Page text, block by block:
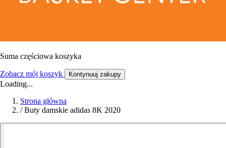
Suma częściowa koszyka
Zobacz mój koszyk Kontynuuj zakupy
Loading...
Strona główna
/ Buty damskie adidas 8K 2020